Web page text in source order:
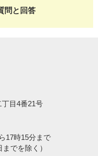
問と回答
目4番21号
17時15分まで
でを除く）